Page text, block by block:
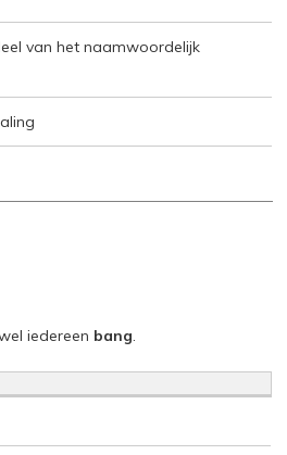
van het naamwoordelijk
iedereen bang.